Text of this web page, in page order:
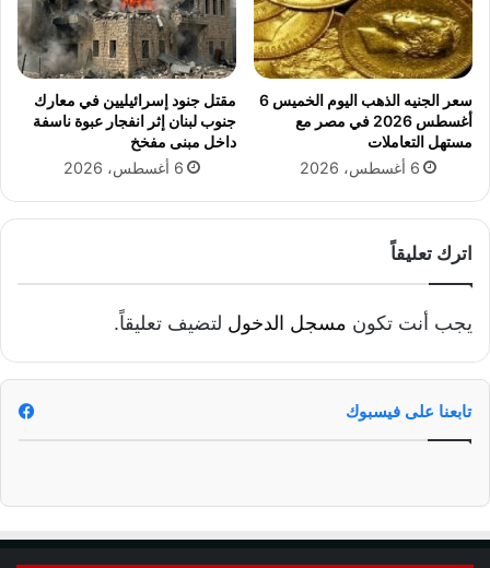
سعر الجنيه الذهب اليوم الخميس 6
أغسطس 2026 في مصر مع
مستهل التعاملات
6 أغسطس، 2026
مقتل جنود إسرائيليين في معارك
جنوب لبنان إثر انفجار عبوة ناسفة
داخل مبنى مفخخ
6 أغسطس، 2026
اترك تعليقاً
يجب أنت تكون مسجل الدخول لتضيف تعليقاً.
تابعنا على فيسبوك